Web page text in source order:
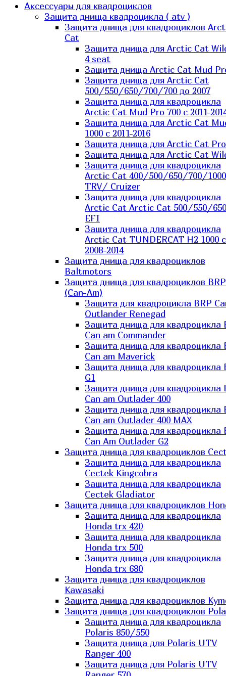
Аксессуары для квадроциклов
Защита днища квадроцикла ( atv )
Защита днища для квадроциклов
Cat
Защита днища для Arctic Cat
4 seat
Защита днища Arctic Cat Mud
Защита днища для Arctic Cat
500/550/650/700/700 до 2007
Защита днища для квадроцикла
Arctic Cat Mud Pro 700 с 2011-
Защита днища для Arctic Cat
1000 c 2011-2016
Защита днища для Arctic Cat
Защита днища для Arctic Cat
Защита днища для квадроцикла
Arctic Cat 400/500/650/700/1000
TRV/ Cruizer
Защита днища для квадроцикла
Arctic Cat Arctic Cat 500/550/
EFI
Защита днища для квадроцикла
Arctic Cat TUNDERCAT H2 1000 c
2008-2014
Защита днища для квадроциклов
Baltmotors
Защита днища для квадроциклов BRP
(Can-Am)
Защита для квадроцикла BRP
Outlander Renegad
Защита днища для квадроцикла
Can am Commander
Защита днища для квадроцикла
Can am Maverick
Защита днища для квадроцикла
G1
Защита днища для квадроцикла
Can am Outlader 400
Защита днища для квадроцикла
Can am Outlader 400 MAX
Защита днища для квадроцикла
Can Аm Outlader G2
Защита днища для квадроциклов
Защита днища для квадроцикла
Cectek Kingcobra
Защита днища для квадроцикла
Cectek Gladiator
Защита днища для квадроциклов
Защита днища для квадроцикла
Honda trx 420
Защита днища для квадроцикла
Honda trx 500
Защита днища для квадроцикла
Honda trx 680
Защита днища для квадроциклов
Kawasaki
Защита днища для квадроциклов
Защита днища для квадроциклов
Защита днища для квадроцикла
Polaris 850/550
Защита днища для Polaris UTV
Ranger 400
Защита днища для Polaris UTV